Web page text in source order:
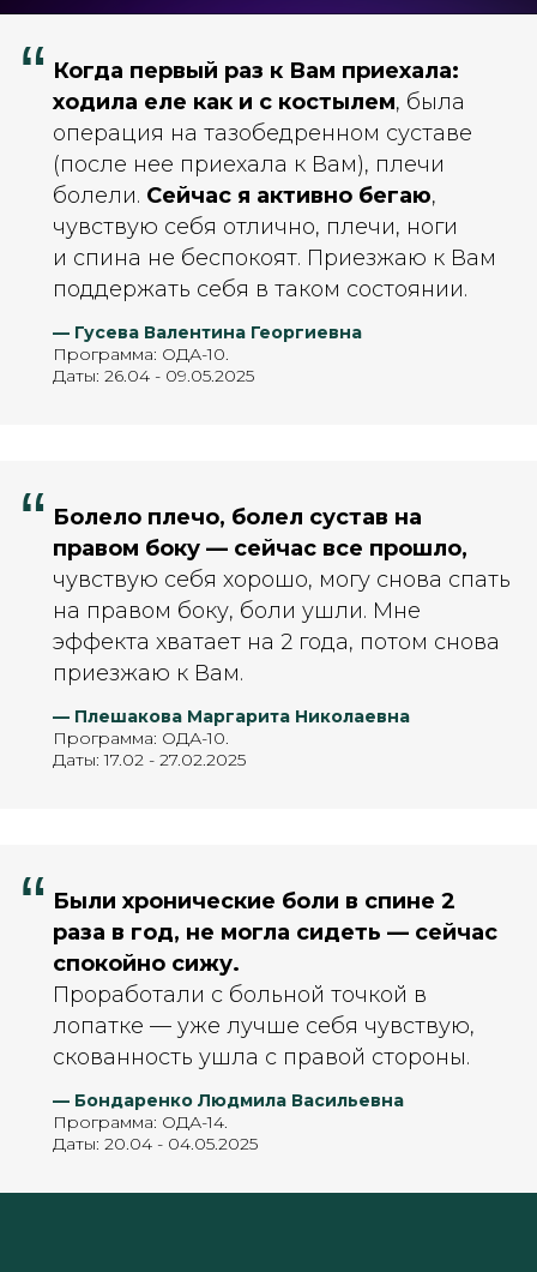
“ Когда первый раз к Вам приехала:
ходила еле как и с костылем, была
операция на тазобедренном суставе
(после нее приехала к Вам), плечи
болели. Сейчас я активно бегаю,
чувствую себя отлично, плечи, ноги
и спина не беспокоят. Приезжаю к Вам
поддержать себя в таком состоянии.
— Гусева Валентина Георгиевна
Программа: ОДА-10.
Даты: 26.04 - 09.05.2025
“ Болело плечо, болел сустав на
правом боку — сейчас все прошло,
чувствую себя хорошо, могу снова спать
на правом боку, боли ушли. Мне
эффекта хватает на 2 года, потом снова
приезжаю к Вам.
— Плешакова Маргарита Николаевна
Программа: ОДА-10.
Даты: 17.02 - 27.02.2025
“ Были хронические боли в спине 2
раза в год, не могла сидеть — сейчас
спокойно сижу.
Проработали с больной точкой в
лопатке — уже лучше себя чувствую,
скованность ушла с правой стороны.
— Бондаренко Людмила Васильевна
Программа: ОДА-14.
Даты: 20.04 - 04.05.2025